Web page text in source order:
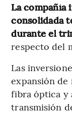
La compañía
consolidada
durante el
respecto del
Las
expansión de
fibra óptica y
transmisión